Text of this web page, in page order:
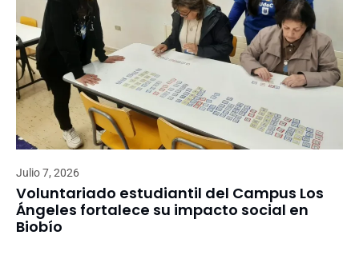
Julio 7, 2026
Voluntariado estudiantil del Campus Los
Ángeles fortalece su impacto social en
Biobío